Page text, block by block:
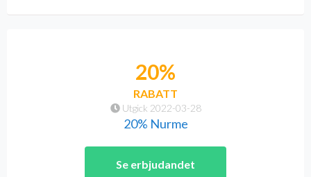
Utgick 2022-03-28
20%
RABATT
20% Nurme
Se erbjudandet